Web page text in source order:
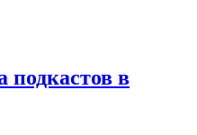
подкастов в